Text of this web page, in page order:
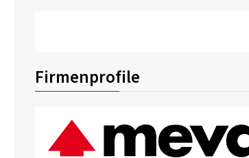
Firmenprofile